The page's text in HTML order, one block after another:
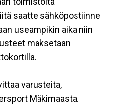
saatte sähköpostiinne
useampikin aika niin
maksetaan
varusteita,
Mäkimaasta.